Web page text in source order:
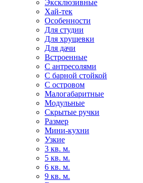
Эксклюзивные
Хай-тек
Особенности
Для студии
Для хрущевки
Для дачи
Встроенные
С антресолями
С барной стойкой
С островом
Малогабаритные
Модульные
Скрытые ручки
Размер
Мини-кухни
Узкие
3 кв. м.
5 кв. м.
6 кв. м.
9 кв. м.